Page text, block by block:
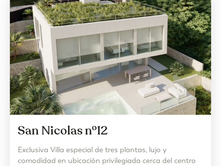
San Nicolas nº12
Exclusiva Villa especial de tres plantas, lujo y
comodidad en ubicación privilegiada cerca del centro